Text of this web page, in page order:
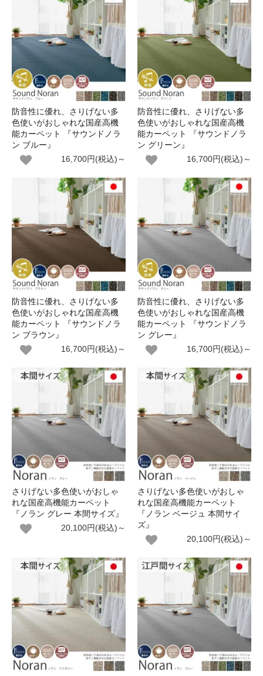
防音性に優れ、さりげない多
色使いがおしゃれな国産高機
能カーペット 『サウンドノラ
ン ブルー』
16,700円(税込)～
防音性に優れ、さりげない多
色使いがおしゃれな国産高機
能カーペット 『サウンドノラ
ン グリーン』
16,700円(税込)～
防音性に優れ、さりげない多
色使いがおしゃれな国産高機
能カーペット 『サウンドノラ
ン ブラウン』
16,700円(税込)～
防音性に優れ、さりげない多
色使いがおしゃれな国産高機
能カーペット 『サウンドノラ
ン グレー』
16,700円(税込)～
さりげない多色使いがおしゃ
れな国産高機能カーペット
『ノラン グレー 本間サイズ』
20,100円(税込)～
さりげない多色使いがおしゃ
れな国産高機能カーペット
『ノラン ベージュ 本間サイ
ズ』
20,100円(税込)～